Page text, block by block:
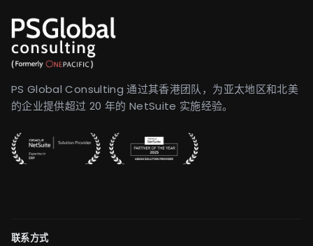
PS Global Consulting 通过其香港团队，为亚太地区和北美
的企业提供超过 20 年的 NetSuite 实施经验。
联系方式